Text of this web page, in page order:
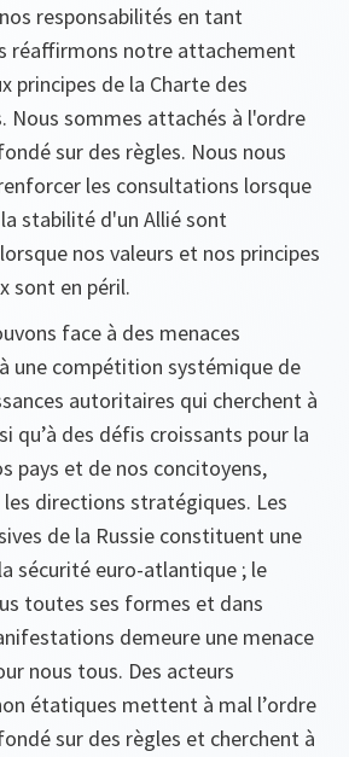
responsabilités en tant
réaffirmons notre attachement
principes de la Charte des
Nous sommes attachés à l'ordre
sur des règles. Nous nous
les consultations lorsque
stabilité d'un Allié sont
nos valeurs et nos principes
sont en péril.
face à des menaces
une compétition systémique de
autoritaires qui cherchent à
qu’à des défis croissants pour la
pays et de nos concitoyens,
directions stratégiques. Les
de la Russie constituent une
sécurité euro-atlantique ; le
toutes ses formes et dans
demeure une menace
nous tous. Des acteurs
étatiques mettent à mal l’ordre
sur des règles et cherchent à